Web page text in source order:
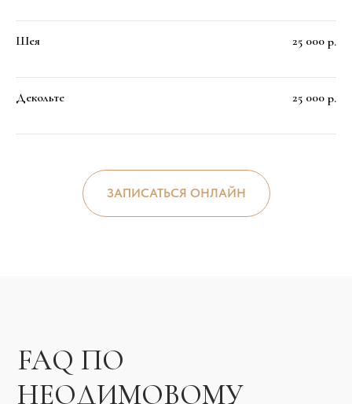
Шея 25 000 р.
Декольте 25 000 р.
ЗАПИСАТЬСЯ ОНЛАЙН